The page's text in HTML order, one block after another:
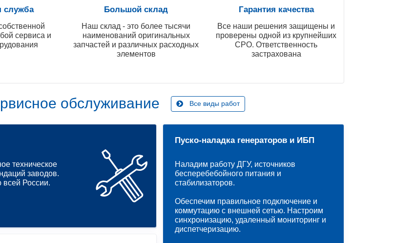
служба
сервиса и
Большой склад
Наш склад - это более тысячи
наименований оригинальных
запчастей и различных расходных
элементов
Гарантия качества
Все наши решения защищены и
проверены одной из крупнейших
СРО. Ответственность
застрахована
обслуживание Все виды работ
техническое
заводов.
России.
Пуско-наладка генераторов и ИБП
Наладим работу ДГУ, источников
бесперебебойного питания и
стабилизаторов.
Обеспечим правильное подключение и
коммутацию с внешней сетью. Настроим
синхронизацию, удаленный мониторинг и
диспетчеризацию.